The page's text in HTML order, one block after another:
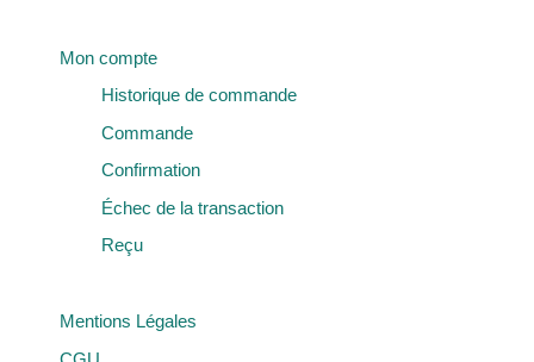
Mon compte
Historique de commande
Commande
Confirmation
Échec de la transaction
Reçu
Mentions Légales